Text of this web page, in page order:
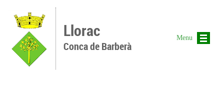
Llorac
Conca de Barberà
Menu